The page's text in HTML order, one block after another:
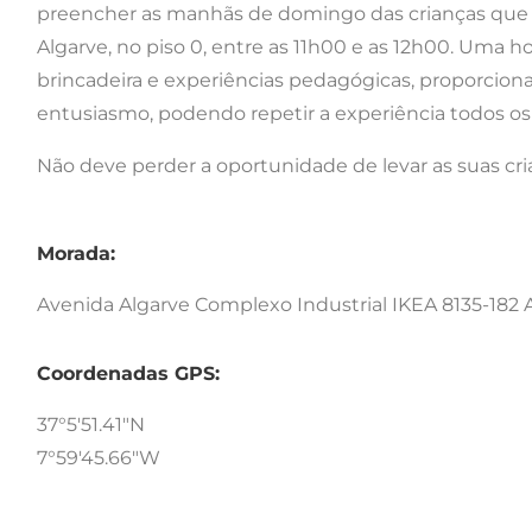
preencher as manhãs de domingo das crianças
Algarve, no piso 0, entre as 11h00 e as 12h00. Uma
brincadeira e experiências pedagógicas,
entusiasmo, podendo repetir a experiência todos
Não deve perder a oportunidade de levar as suas
Morada:
Avenida Algarve Complexo Industrial IKEA 8135-182
Coordenadas GPS:
37°5'51.41"N
7°59'45.66"W